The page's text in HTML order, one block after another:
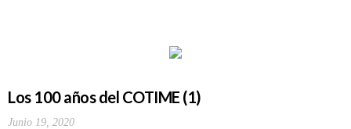
Los 100 años del COTIME (1)
Junio 19, 2020